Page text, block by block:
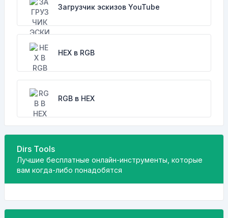
Загрузчик эскизов YouTube
HEX в RGB
RGB в HEX
Dirs Tools
Лучшие бесплатные онлайн-инструменты, которые
вам когда-либо понадобятся